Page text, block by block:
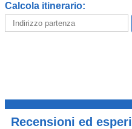
Calcola itinerario:
Recensioni ed